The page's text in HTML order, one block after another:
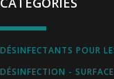
DÉSINFECTANTS POUR
DÉSINFECTION -